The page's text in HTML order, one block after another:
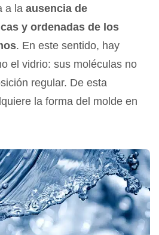
a la ausencia de
y ordenadas de los
. En este sentido, hay
el vidrio: sus moléculas no
regular. De esta
la forma del molde en